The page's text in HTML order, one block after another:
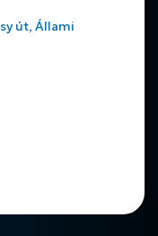
út, Állami